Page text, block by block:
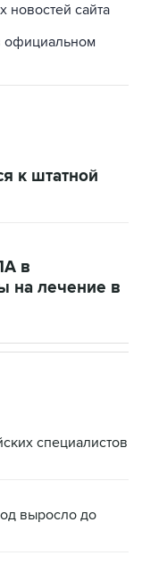
новостей сайта
официальном
к штатной
в
на лечение в
специалистов
выросло до